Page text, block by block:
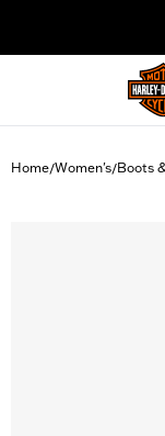
Home/Women's/Boots